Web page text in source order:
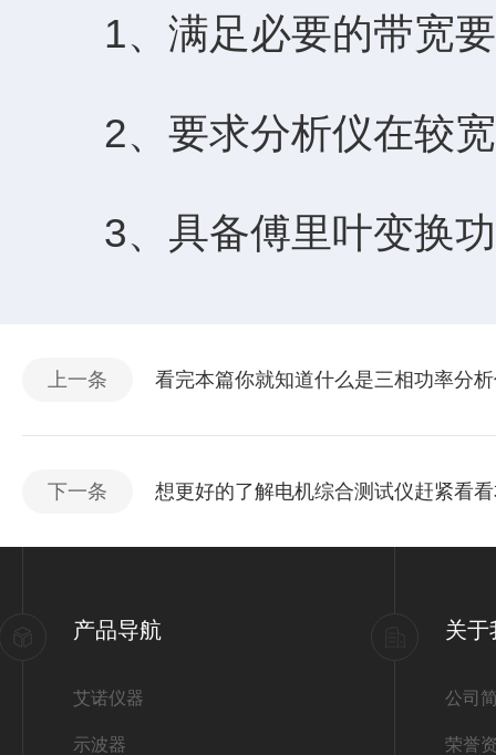
1、满足必要的带宽要
2、要求分析仪在较宽
3、具备傅里叶变换功
上一条 看完本篇你就知道什么是三相功率分
下一条 想更好的了解电机综合测试仪赶紧看
产品导航
艾诺仪器
示波器
关于
公司
荣誉